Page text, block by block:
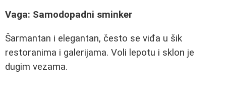
Vaga: Samodopadni sminker
Šarmantan i elegantan, često se viđa u šik
restoranima i galerijama. Voli lepotu i sklon je
dugim vezama.